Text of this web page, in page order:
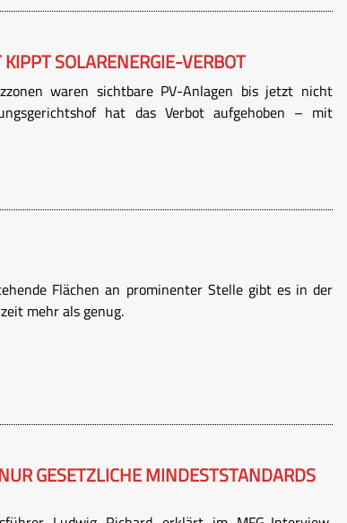
SOLARENERGIE-VERBOT
waren sichtbare PV-Anlagen bis jetzt nicht
hat das Verbot aufgehoben – mit
Flächen an prominenter Stelle gibt es in der
mehr als genug.
GESETZLICHE MINDESTSTANDARDS